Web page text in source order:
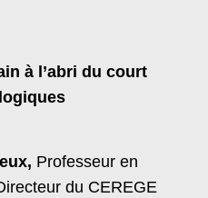
à l’abri du court
Professeur en
du CEREGE